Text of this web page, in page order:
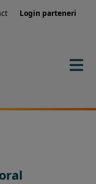
Login parteneri